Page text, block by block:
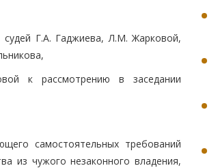
судей Г.А. Гаджиева, Л.М. Жарковой,
к рассмотрению в заседании
самостоятельных требований
из чужого незаконного владения,